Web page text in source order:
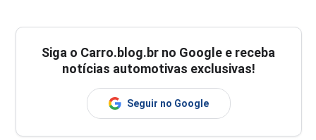
Siga o Carro.blog.br no Google e receba
notícias automotivas exclusivas!
Seguir no Google